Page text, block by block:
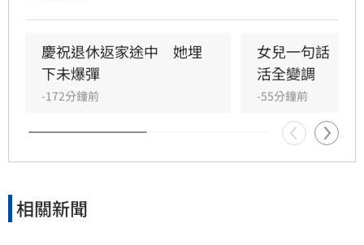
排財務代理；「已婚有子女」者則出現「重子
女、輕老本」失衡現象。專家提出「TALK」理財
心法，建議民眾透過目標盤點、專款配置、明確
傳承及安養信託等機制，及早建立樂齡財富防禦
網，避免資產傳承糾紛，確保晚年財務自主與安
全，打造穩健的退休生活藍圖。
慶祝退休返家途中　她埋
下未爆彈
-172分鐘前
女兒一句話　
活全變調
-55分鐘前
相關新聞